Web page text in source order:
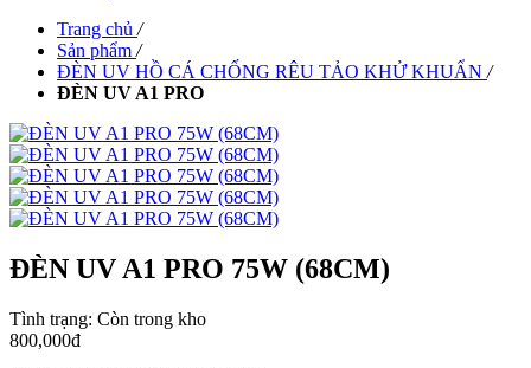
Trang chủ /
Sản phẩm /
ĐÈN UV HỒ CÁ CHỐNG RÊU TẢO KHỬ KHUẨN /
ĐÈN UV A1 PRO
ĐÈN UV A1 PRO 75W (68CM)
Tình trạng: Còn trong kho
800,000đ